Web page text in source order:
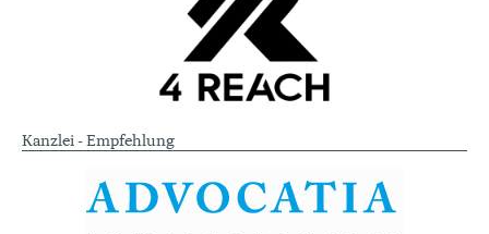
Kanzlei - Empfehlung